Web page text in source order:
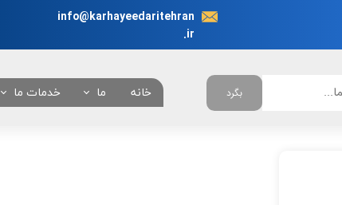
info@karhayeedaritehran
.ir
خانه ما خدمات ما بگرد